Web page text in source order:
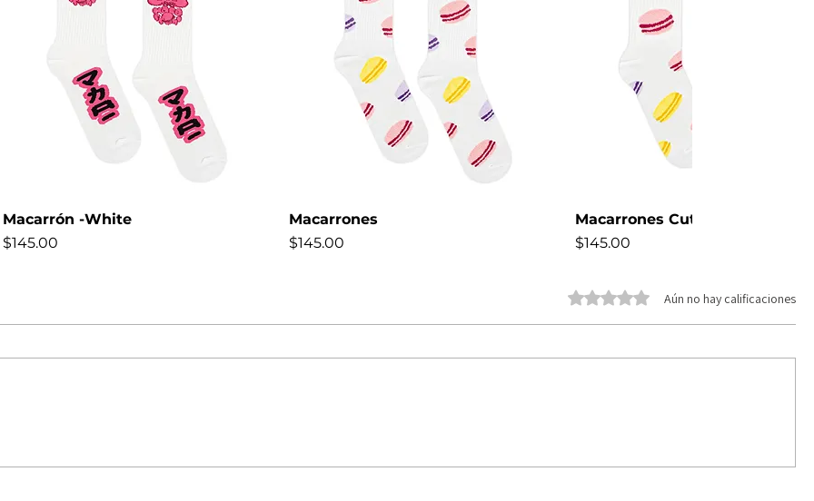
Macarrón -White
Precio
$145.00
Macarrones
Precio
$145.00
Macarrones Cute
Precio
$145.00
Obtuvo 0 de 5 estrellas.Aún no hay calificaciones